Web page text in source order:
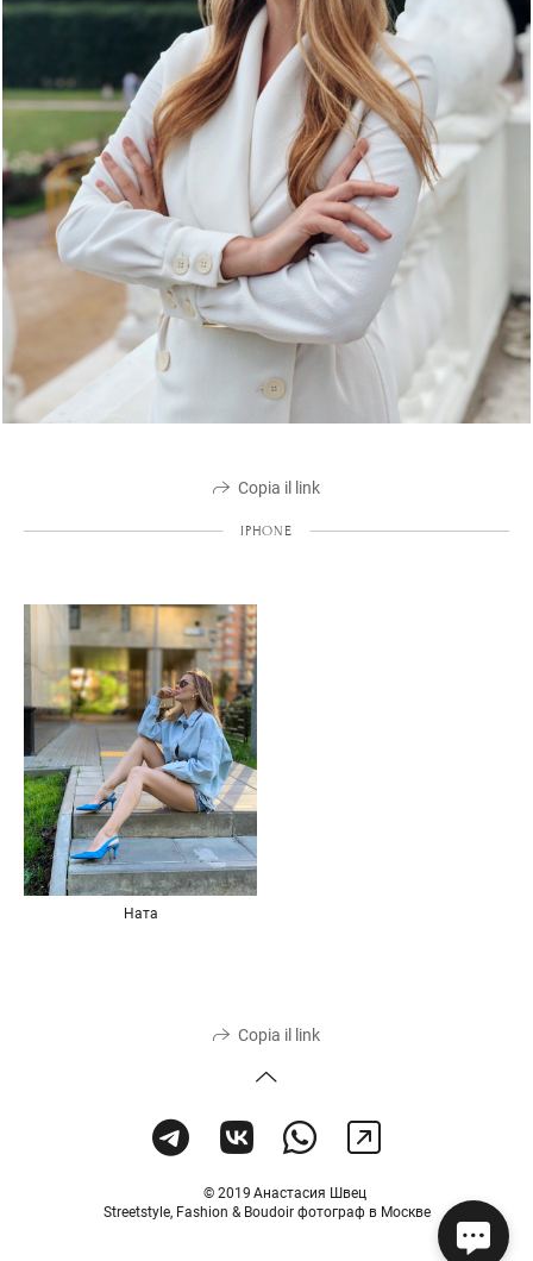
Copia il link
IPHONE
Ната
Copia il link
© 2019 Анастасия Швец
Streetstyle, Fashion & Boudoir фотограф в Москве